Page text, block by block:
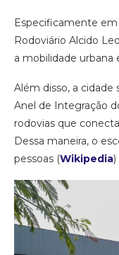
Especificamente em
Rodoviário Alcido
a mobilidade urbana
Além disso, a cidade
Anel de Integração
rodovias que
Dessa maneira, o
pessoas (Wikipedia)